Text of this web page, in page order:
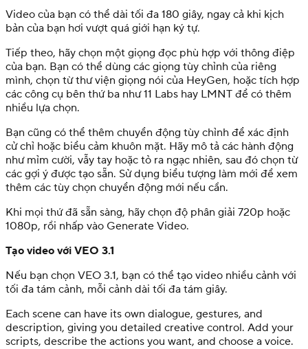
Video của bạn có thể dài tối đa 180 giây, ngay cả khi kịch
bản của bạn hơi vượt quá giới hạn ký tự.
Tiếp theo, hãy chọn một giọng đọc phù hợp với thông điệp
của bạn. Bạn có thể dùng các giọng tùy chỉnh của riêng
mình, chọn từ thư viện giọng nói của HeyGen, hoặc tích hợp
các công cụ bên thứ ba như 11 Labs hay LMNT để có thêm
nhiều lựa chọn.
Bạn cũng có thể thêm chuyển động tùy chỉnh để xác định
cử chỉ hoặc biểu cảm khuôn mặt. Hãy mô tả các hành động
như mỉm cười, vẫy tay hoặc tỏ ra ngạc nhiên, sau đó chọn từ
các gợi ý được tạo sẵn. Sử dụng biểu tượng làm mới để xem
thêm các tùy chọn chuyển động mới nếu cần.
Khi mọi thứ đã sẵn sàng, hãy chọn độ phân giải 720p hoặc
1080p, rồi nhấp vào Generate Video.
Tạo video với VEO 3.1
Nếu bạn chọn VEO 3.1, bạn có thể tạo video nhiều cảnh với
tối đa tám cảnh, mỗi cảnh dài tối đa tám giây.
Each scene can have its own dialogue, gestures, and
description, giving you detailed creative control. Add your
scripts, describe the actions you want, and choose a voice.